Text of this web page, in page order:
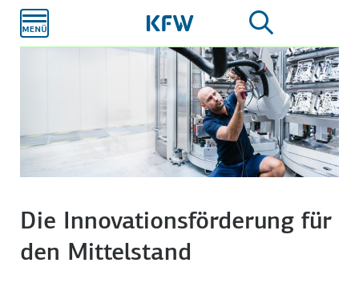
Hauptinhalt
Die Innovationsförderung für
den Mittelstand